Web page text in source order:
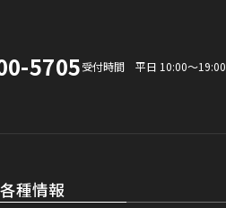
5705受付時間 平日 10:00〜19:00
各種情報